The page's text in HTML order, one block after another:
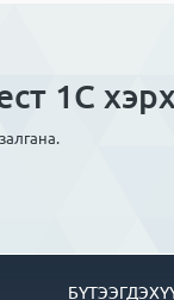
1С